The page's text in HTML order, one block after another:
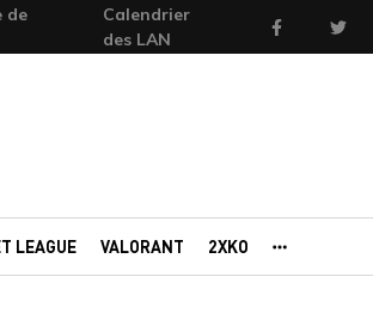
de
Calendrier
des LAN
Facebook
LEAGUE VALORANT 2XKO